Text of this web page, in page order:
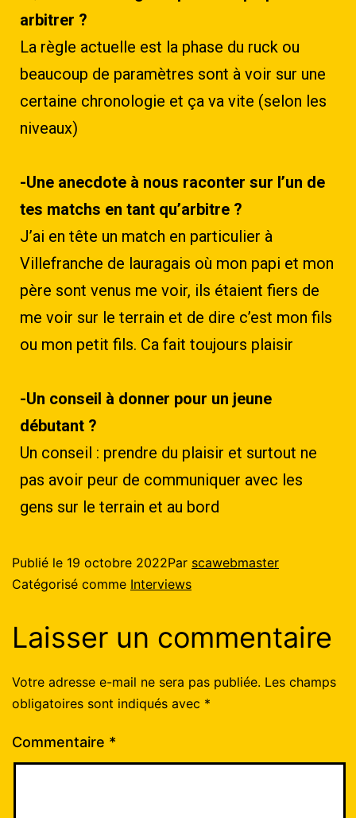
arbitrer ?
La règle actuelle est la phase du ruck ou
beaucoup de paramètres sont à voir sur une
certaine chronologie et ça va vite (selon les
niveaux)
-Une anecdote à nous raconter sur l’un de
tes matchs en tant qu’arbitre ?
J’ai en tête un match en particulier à
Villefranche de lauragais où mon papi et mon
père sont venus me voir, ils étaient fiers de
me voir sur le terrain et de dire c’est mon fils
ou mon petit fils. Ca fait toujours plaisir
-Un conseil à donner pour un jeune
débutant ?
Un conseil : prendre du plaisir et surtout ne
pas avoir peur de communiquer avec les
gens sur le terrain et au bord
Publié le 19 octobre 2022Par scawebmaster
Catégorisé comme Interviews
Laisser un commentaire
Votre adresse e-mail ne sera pas publiée. Les champs
obligatoires sont indiqués avec *
Commentaire *